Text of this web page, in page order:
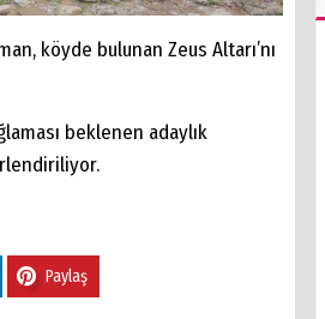
köyde bulunan Zeus Altarı’nı
beklenen adaylık
Paylaş